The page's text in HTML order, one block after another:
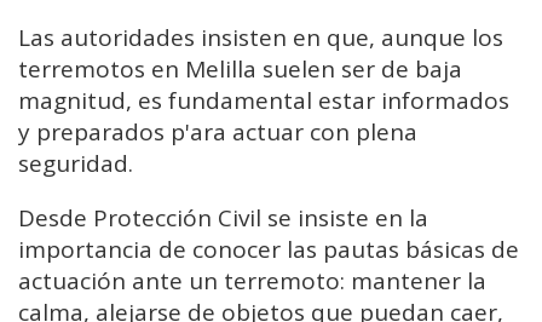
Las autoridades insisten en que, aunque los
terremotos en Melilla suelen ser de baja
magnitud, es fundamental estar informados
y preparados p'ara actuar con plena
seguridad.
Desde Protección Civil se insiste en la
importancia de conocer las pautas básicas de
actuación ante un terremoto: mantener la
calma, alejarse de objetos que puedan caer,